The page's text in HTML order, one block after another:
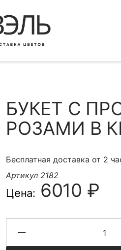
КОНТАКТЫ
БУКЕТ С
РОЗАМИ В
Бесплатная доставка от 2
Артикул 2182
Цена: 6010 ₽
ДАННЫЕ
и
ФЛАВЭЛЬ. Мы не